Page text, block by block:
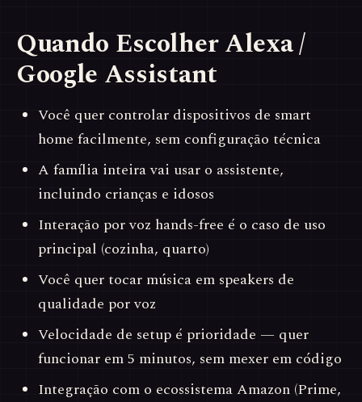
Quando Escolher Alexa /
Google Assistant
Você quer controlar dispositivos de smart
home facilmente, sem configuração técnica
A família inteira vai usar o assistente,
incluindo crianças e idosos
Interação por voz hands-free é o caso de uso
principal (cozinha, quarto)
Você quer tocar música em speakers de
qualidade por voz
Velocidade de setup é prioridade — quer
funcionar em 5 minutos, sem mexer em código
Integração com o ecossistema Amazon (Prime,